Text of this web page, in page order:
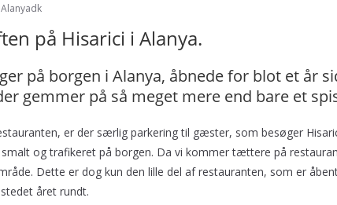
Alanyadk
på Hisarici i Alanya.
på borgen i Alanya, åbnede for blot et år
gemmer på så meget mere end bare et
er der særlig parkering til gæster, som besøger
og trafikeret på borgen. Da vi kommer tættere på
Dette er dog kun den lille del af restauranten, som er
året rundt.